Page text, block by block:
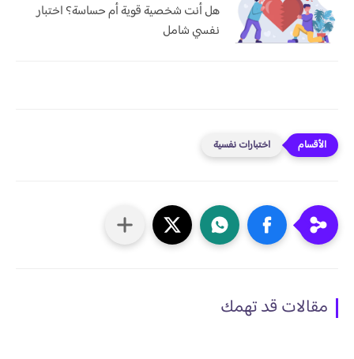
هل أنت شخصية قوية أم حساسة؟ اختبار
نفسي شامل
اختبارات نفسية
مقالات قد تهمك